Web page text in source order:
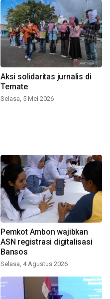
Aksi solidaritas jurnalis di
Ternate
Selasa, 5 Mei 2026
Pemkot Ambon wajibkan
ASN registrasi digitalisasi
Bansos
Selasa, 4 Agustus 2026